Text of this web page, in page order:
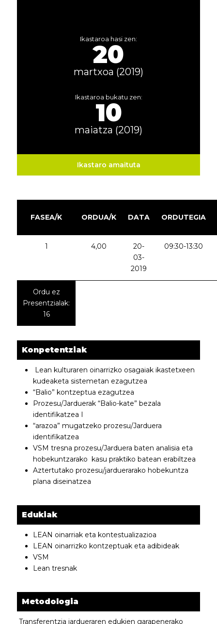
Ikastaroa hasi zen:
20
martxoa (2019)
Ikastaroa bukatu zen:
10
maiatza (2019)
Ikastaro amaituta
FASEA/K ORDUA/K DATA ORDUTEGIA
1 4,00
20-
03-
2019
09:30-13:30
Ordu ez
Presentzialak:
16
Konpetentziak
Lean kulturaren oinarrizko osagaiak ikastetxeen
kudeaketa sistemetan ezagutzea
“Balio” kontzeptua ezagutzea
Prozesu/Jarduerak “Balio-kate” bezala
identifikatzea I
“arazoa” mugatzeko prozesu/Jarduera
identifikatzea
VSM tresna prozesu/Jarduera baten analisia eta
hobekuntzarako kasu praktiko batean erabiltzea
Aztertutako prozesu/jarduerarako hobekuntza
plana diseinatzea
Edukiak
LEAN oinarriak eta kontestualizazioa
LEAN oinarrizko kontzeptuak eta adibideak
VSM
Lean tresnak
Metodologia
Transferentzia jardueraren edukien garapenerako